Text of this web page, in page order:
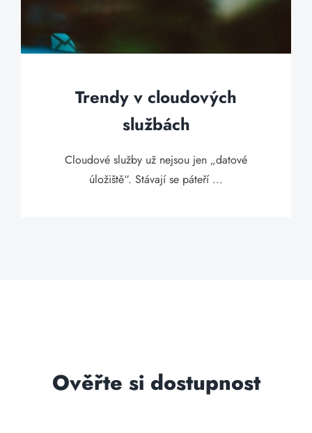
Trendy v cloudových
službách
Cloudové služby už nejsou jen „datové
úložiště“. Stávají se páteří ...
Ověřte si dostupnost